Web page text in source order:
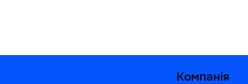
Компанія